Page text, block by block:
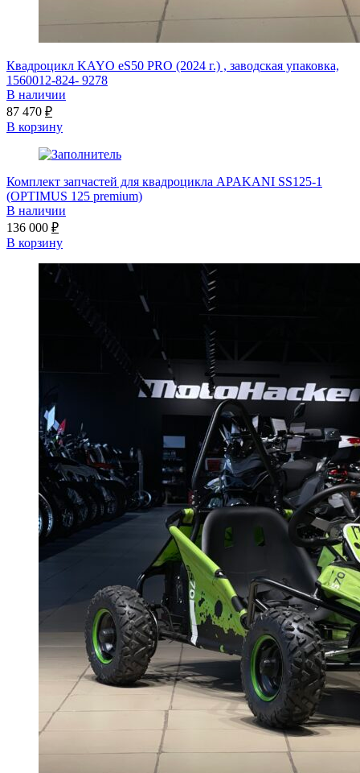
Квадроцикл KAYO eS50 PRO (2024 г.) , заводская упаковка,
1560012-824- 9278
В наличии
87 470 ₽
В корзину
Комплект запчастей для квадроцикла APAKANI SS125-1
(OPTIMUS 125 premium)
В наличии
136 000 ₽
В корзину